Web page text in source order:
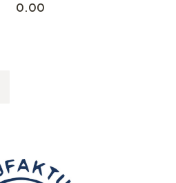
0.00